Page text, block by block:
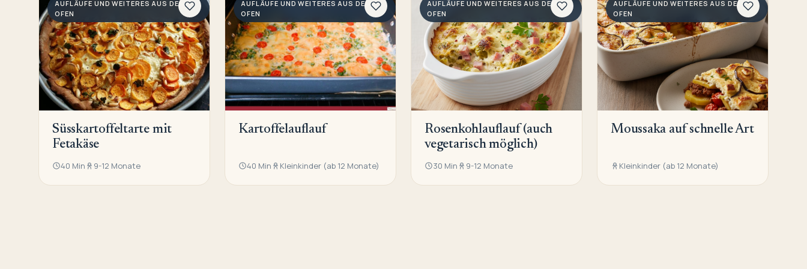
AUFLÄUFE UND WEITERES AUS DEM
OFEN
Süsskartoffeltarte mit
Fetakäse
40 Min 9-12 Monate
AUFLÄUFE UND WEITERES AUS DEM
OFEN
Kartoffelauflauf
40 Min Kleinkinder (ab 12 Monate)
AUFLÄUFE UND WEITERES AUS DEM
OFEN
Rosenkohlauflauf (auch
vegetarisch möglich)
30 Min 9-12 Monate
AUFLÄUFE UND WEITERES AUS DEM
OFEN
Moussaka auf schnelle Art
Kleinkinder (ab 12 Monate)